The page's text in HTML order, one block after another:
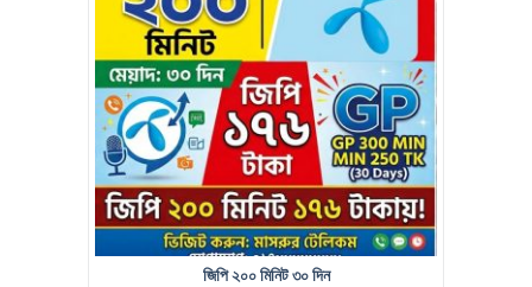
জিপি ২০০ মিনিট ৩০ দিন
Validity:30 Days
View Details →